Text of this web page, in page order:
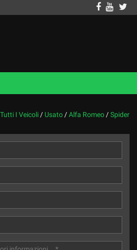
Tutti I Veicoli / Usato /Alfa Romeo /Spider